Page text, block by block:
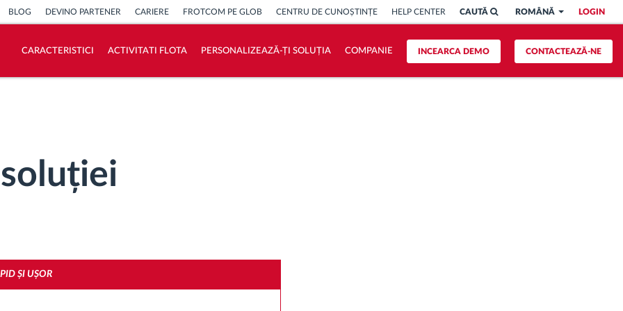
LOGIN
ROMÂNĂ
CAUTĂ
BLOG DEVINO PARTENER CARIERE FROTCOM PE GLOB CENTRU DE CUNOȘTINȚE HELP CENTER
CONTACTEAZĂ-NE
INCEARCA DEMO
CARACTERISTICI ACTIVITATI FLOTA PERSONALIZEAZĂ-ȚI SOLUȚIA COMPANIE
ȘI UȘOR